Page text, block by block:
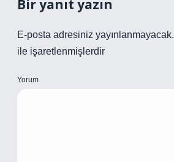
Bir yanıt yazın
E-posta adresiniz yayınlanmayacak.
ile işaretlenmişlerdir
Yorum